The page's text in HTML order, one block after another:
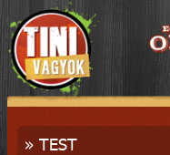
» TEST